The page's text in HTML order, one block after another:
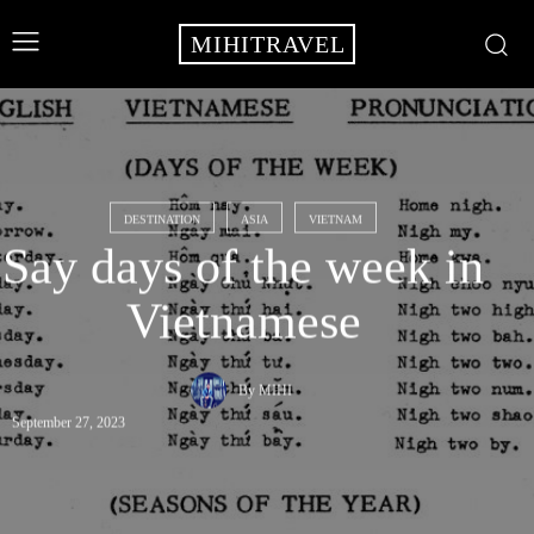
MIHITRAVEL
DESTINATION ASIA VIETNAM
Say days of the week in
Vietnamese
By MIHI
September 27, 2023